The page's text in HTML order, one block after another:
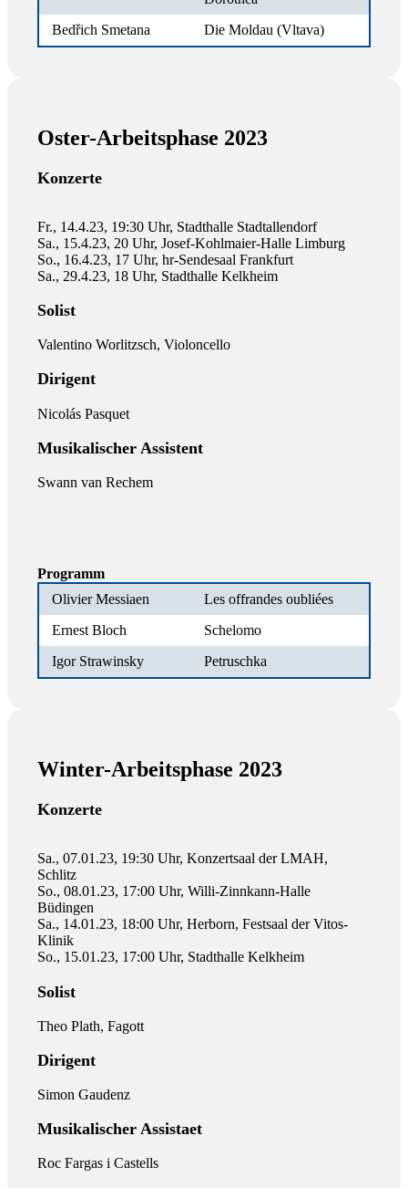
Bedřich Smetana
Die Moldau (Vltava)
Oster-Arbeitsphase 2023
Konzerte
Fr., 14.4.23, 19:30 Uhr, Stadthalle Stadtallendorf
Sa., 15.4.23, 20 Uhr, Josef-Kohlmaier-Halle Limburg
So., 16.4.23, 17 Uhr, hr-Sendesaal Frankfurt
Sa., 29.4.23, 18 Uhr, Stadthalle Kelkheim
Solist
Valentino Worlitzsch, Violoncello
Dirigent
Nicolás Pasquet
Musikalischer Assistent
Swann van Rechem
Programm
Olivier Messiaen
Les offrandes oubliées
Ernest Bloch
Schelomo
Igor Strawinsky
Petruschka
Winter-Arbeitsphase 2023
Konzerte
Sa., 07.01.23, 19:30 Uhr, Konzertsaal der LMAH,
Schlitz
So., 08.01.23, 17:00 Uhr, Willi-Zinnkann-Halle
Büdingen
Sa., 14.01.23, 18:00 Uhr, Herborn, Festsaal der Vitos-
Klinik
So., 15.01.23, 17:00 Uhr, Stadthalle Kelkheim
Solist
Theo Plath, Fagott
Dirigent
Simon Gaudenz
Musikalischer Assistaet
Roc Fargas i Castells